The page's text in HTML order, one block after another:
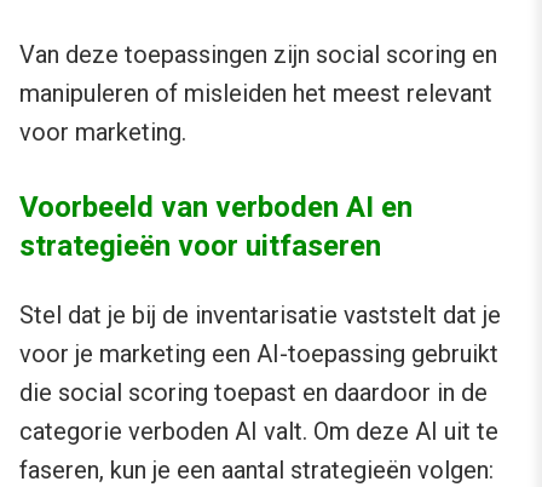
Van deze toepassingen zijn social scoring en
manipuleren of misleiden het meest relevant
voor marketing.
Voorbeeld van verboden AI en
strategieën voor uitfaseren
Stel dat je bij de inventarisatie vaststelt dat je
voor je marketing een AI-toepassing gebruikt
die social scoring toepast en daardoor in de
categorie verboden AI valt. Om deze AI uit te
faseren, kun je een aantal strategieën volgen: